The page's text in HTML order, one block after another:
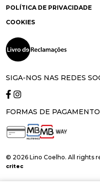
POLÍTICA DE PRIVACIDADE
COOKIES
SIGA-NOS NAS REDES
FORMAS DE PAGAMENTO
© 2026 Lino Coelho. All rights
critec